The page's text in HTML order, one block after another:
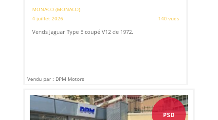
MONACO (MONACO)
4 juillet 2026
140 vues
Vends Jaguar Type E coupé V12 de 1972.
Vendu par : DPM Motors
PSD